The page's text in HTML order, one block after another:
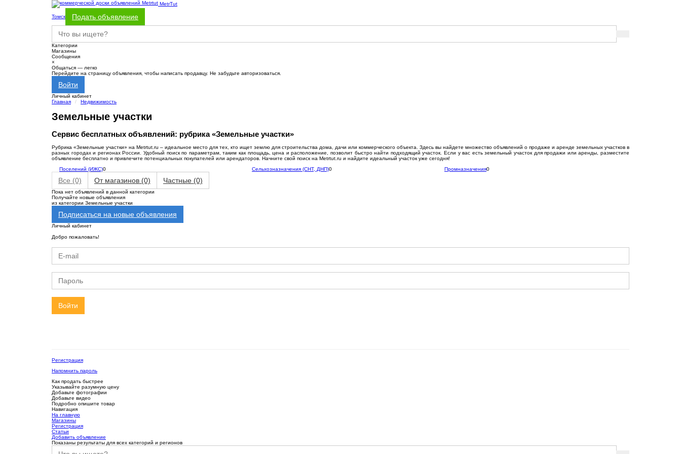
MetrTut
Томск Подать объявление
Категории
Магазины
Сообщения
×
Общаться — легко
Перейдите на страницу объявления, чтобы написать продавцу. Не забудьте авторизоваться.
Войти
Личный кабинет
Главная
Недвижимость
Земельные участки
Сервис бесплатных объявлений: рубрика «Земельные участки»
Рубрика «Земельные участки» на Metrtut.ru – идеальное место для тех, кто ищет землю для строительства дома, дачи или коммерческого объекта. Здесь вы найдете множество объявлений о продаже и аренде земельных участков в
разных городах и регионах России. Удобный поиск по параметрам, таким как площадь, цена и расположение, позволит быстро найти подходящий участок. Если у вас есть земельный участок для продажи или аренды, разместите
объявление бесплатно и привлечите потенциальных покупателей или арендаторов. Начните свой поиск на Metrtut.ru и найдите идеальный участок уже сегодня!
Поселений (ИЖС)0 Сельхозназначения (СНТ, ДНП)0 Промназначения0
Все (0) От магазинов (0) Частные (0)
Пока нет объявлений в данной категории
Получайте новые объявления
из категории Земельные участки
Подписаться на новые объявления
Личный кабинет
Добро пожаловать!
Войти
Регистрация
Напомнить пароль
Как продать быстрее
Указывайте разумную цену
Добавьте фотографии
Добавьте видео
Подробно опишите товар
Навигация
На главную
Магазины
Регистрация
Статьи
Добавить объявление
Показаны результаты для всех категорий и регионов